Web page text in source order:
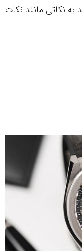
به نکاتی مانند نکات